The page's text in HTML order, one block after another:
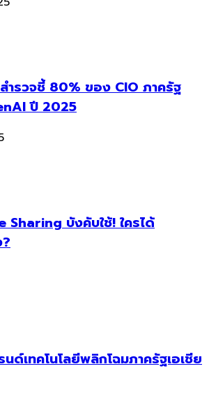
รวจชี้ 80% ของ CIO ภาครัฐ
ปี 2025
Sharing บังคับใช้! ใครได้
ด์เทคโนโลยีพลิกโฉมภาครัฐเอเชีย